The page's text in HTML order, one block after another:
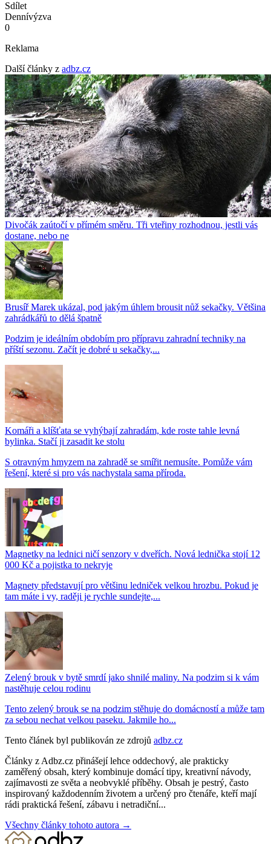
Sdílet
Dennívýzva
0
Reklama
Další články z adbz.cz
Divočák zaútočí v přímém směru. Tři vteřiny rozhodnou, jestli vás
dostane, nebo ne
Brusíř Marek ukázal, pod jakým úhlem brousit nůž sekačky. Většina
zahrádkářů to dělá špatně
Podzim je ideálním obdobím pro přípravu zahradní techniky na
příští sezonu. Začít je dobré u sekačky,...
Komáři a klíšťata se vyhýbají zahradám, kde roste tahle levná
bylinka. Stačí ji zasadit ke stolu
S otravným hmyzem na zahradě se smířit nemusíte. Pomůže vám
řešení, které si pro vás nachystala sama příroda.
Magnetky na lednici ničí senzory v dveřích. Nová lednička stojí 12
000 Kč a pojistka to nekryje
Magnety představují pro většinu ledniček velkou hrozbu. Pokud je
tam máte i vy, raději je rychle sundejte,...
Zelený brouk v bytě smrdí jako shnilé maliny. Na podzim si k vám
nastěhuje celou rodinu
Tento zelený brouk se na podzim stěhuje do domácností a může tam
za sebou nechat velkou paseku. Jakmile ho...
Tento článek byl publikován ze zdrojů adbz.cz
Články z Adbz.cz přinášejí lehce oddechový, ale prakticky
zaměřený obsah, který kombinuje domácí tipy, kreativní návody,
zajímavosti ze světa a neobvyklé příběhy. Obsah je pestrý, často
inspirovaný každodenním životem a určený pro čtenáře, kteří mají
rádi praktická řešení, zábavu i netradiční...
Všechny články tohoto autora →